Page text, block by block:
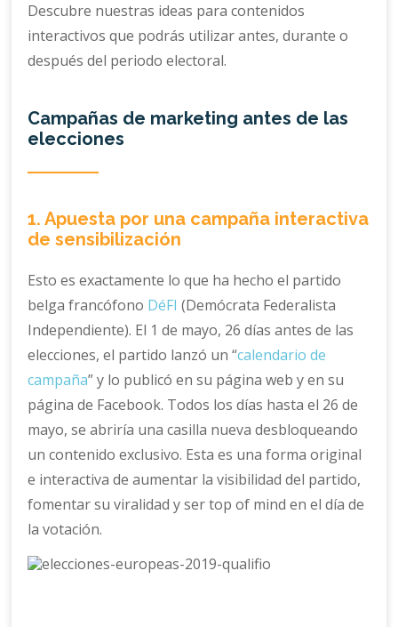
Descubre nuestras ideas para contenidos
interactivos que podrás utilizar antes, durante o
después del periodo electoral.
Campañas de marketing antes de las
elecciones
1. Apuesta por una campaña interactiva
de sensibilización
Esto es exactamente lo que ha hecho el partido
belga francófono DéFI (Demócrata Federalista
Independiente). El 1 de mayo, 26 días antes de las
elecciones, el partido lanzó un “calendario de
campaña” y lo publicó en su página web y en su
página de Facebook. Todos los días hasta el 26 de
mayo, se abriría una casilla nueva desbloqueando
un contenido exclusivo. Esta es una forma original
e interactiva de aumentar la visibilidad del partido,
fomentar su viralidad y ser top of mind en el día de
la votación.